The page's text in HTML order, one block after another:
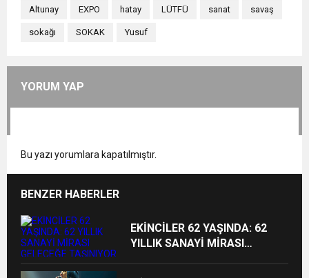
Altunay EXPO hatay LÜTFÜ sanat savaş
sokağı SOKAK Yusuf
YORUM YAP
Bu yazı yorumlara kapatılmıştır.
BENZER HABERLER
EKİNCİLER 62 YAŞINDA: 62
YILLIK SANAYİ MİRASI